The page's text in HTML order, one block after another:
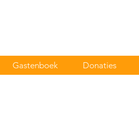
Gastenboek Donaties